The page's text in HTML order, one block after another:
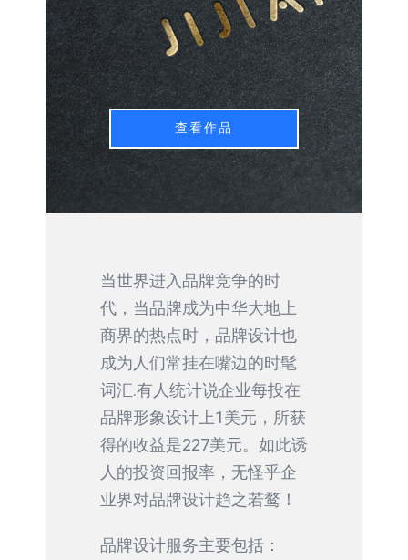
查看作品
当世界进入品牌竞争的时
代，当品牌成为中华大地上
商界的热点时，品牌设计也
成为人们常挂在嘴边的时髦
词汇.有人统计说企业每投在
品牌形象设计上1美元，所获
得的收益是227美元。如此诱
人的投资回报率，无怪乎企
业界对品牌设计趋之若鹜！
品牌设计服务主要包括：